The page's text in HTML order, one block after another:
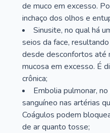
de muco em excesso.
inchaço dos olhos e
Sinusite, no qual há
seios da face,
desde desconfortos até
mucosa em excesso. É
crônica;
Embolia pulmonar,
sanguíneo nas artérias
Coágulos podem
de ar quanto tosse;